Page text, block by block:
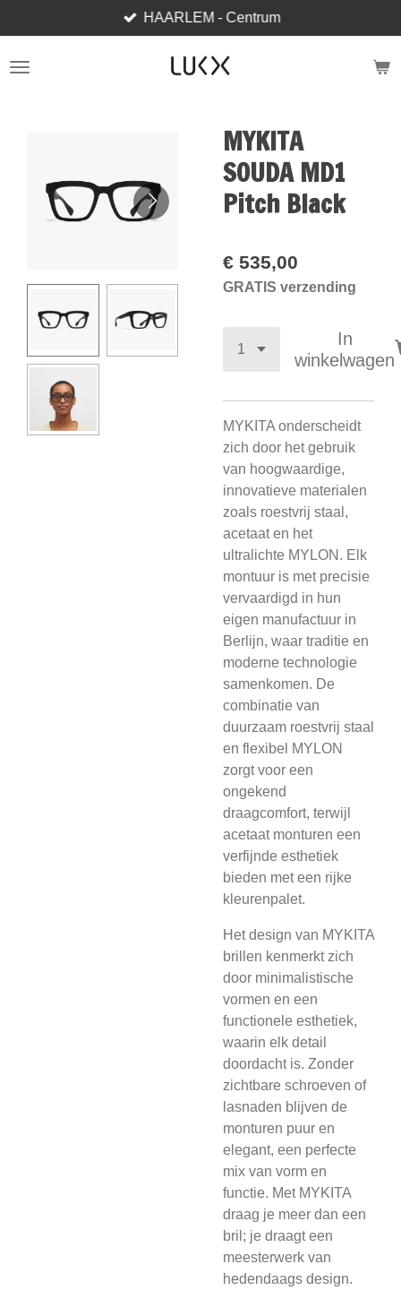
direct
naar
HAARLEM - Centrum
MYKITA
SOUDA MD1
Pitch Black
€ 535,00
GRATIS verzending
In
winkelwagen
MYKITA onderscheidt
zich door het gebruik
van hoogwaardige,
innovatieve materialen
zoals roestvrij staal,
acetaat en het
ultralichte MYLON. Elk
montuur is met precisie
vervaardigd in hun
eigen manufactuur in
Berlijn, waar traditie en
moderne technologie
samenkomen. De
combinatie van
duurzaam roestvrij staal
en flexibel MYLON
zorgt voor een
ongekend
draagcomfort, terwijl
acetaat monturen een
verfijnde esthetiek
bieden met een rijke
kleurenpalet.
Het design van MYKITA
brillen kenmerkt zich
door minimalistische
vormen en een
functionele esthetiek,
waarin elk detail
doordacht is. Zonder
zichtbare schroeven of
lasnaden blijven de
monturen puur en
elegant, een perfecte
mix van vorm en
functie. Met MYKITA
draag je meer dan een
bril; je draagt een
meesterwerk van
hedendaags design.